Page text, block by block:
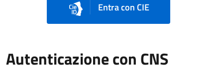
Entra con CIE
Autenticazione con CNS